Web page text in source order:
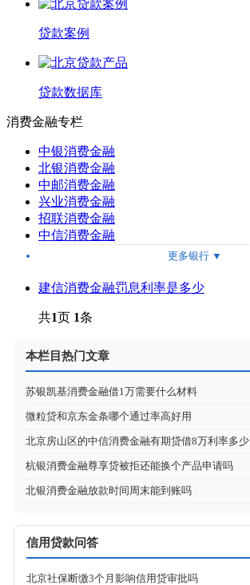
贷款案例
贷款数据库
消费金融专栏
中银消费金融
北银消费金融
中邮消费金融
兴业消费金融
招联消费金融
中信消费金融
更多银行 ▼
建信消费金融罚息利率是多少
共1页 1条
本栏目热门文章
苏银凯基消费金融借1万需要什么材料
微粒贷和京东金条哪个通过率高好用
北京房山区的中信消费金融有期贷借8万利率多少
杭银消费金融尊享贷被拒还能换个产品申请吗
北银消费金融放款时间周末能到账吗
信用贷款问答
北京社保断缴3个月影响信用贷审批吗